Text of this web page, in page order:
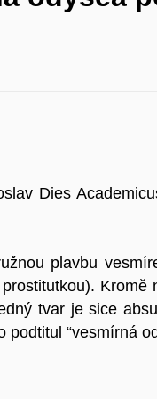
Dies
plavbu
tvar je sice
“vesmírná